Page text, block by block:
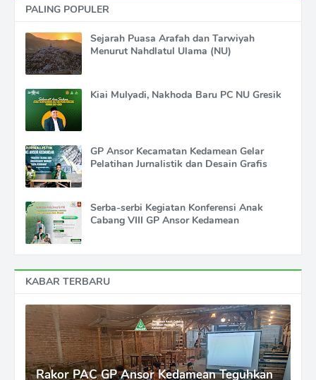
PALING POPULER
Sejarah Puasa Arafah dan Tarwiyah
Menurut Nahdlatul Ulama (NU)
Kiai Mulyadi, Nakhoda Baru PC NU Gresik
GP Ansor Kecamatan Kedamean Gelar
Pelatihan Jurnalistik dan Desain Grafis
Serba-serbi Kegiatan Konferensi Anak
Cabang VIII GP Ansor Kedamean
KABAR TERBARU
Rakor PAC GP Ansor Kedamean Teguhkan